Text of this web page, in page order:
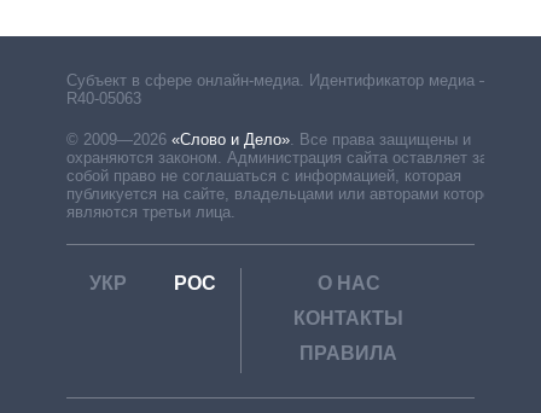
Субъект в сфере онлайн-медиа. Идентификатор медиа –
R40-05063
© 2009—2026 «Слово и Дело»
Все права защищены и
охраняются законом. Администрация сайта оставляет за
собой право не соглашаться с информацией, которая
публикуется на сайте, владельцами или авторами которой
являются третьи лица.
УКР РОС
О НАС
КОНТАКТЫ
ПРАВИЛА